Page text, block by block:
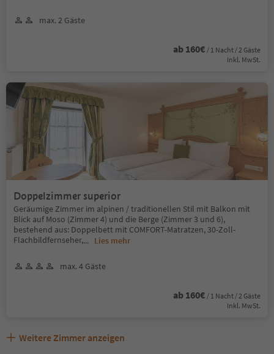
max. 2 Gäste
ab 160€ / 1 Nacht / 2 Gäste
Inkl. MwSt.
Doppelzimmer superior
Geräumige Zimmer im alpinen / traditionellen Stil mit Balkon mit
Blick auf Moso (Zimmer 4) und die Berge (Zimmer 3 und 6),
bestehend aus: Doppelbett mit COMFORT-Matratzen, 30-Zoll-
Flachbildfernseher,... Lies mehr
max. 4 Gäste
ab 160€ / 1 Nacht / 2 Gäste
Inkl. MwSt.
Weitere Zimmer anzeigen